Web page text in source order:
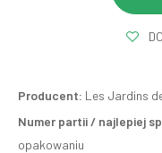
Producent: Les Jardins
Numer partii / najlepiej
opakowaniu